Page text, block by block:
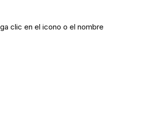
clic en el icono o el nombre